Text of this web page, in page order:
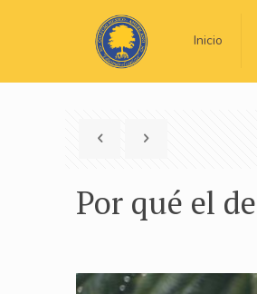
Inicio
Por qué el